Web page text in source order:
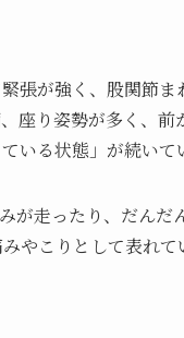
張が強く、股関節ま
座り姿勢が多く、
いる状態」が続いて
が走ったり、だんだ
やこりとして表れて